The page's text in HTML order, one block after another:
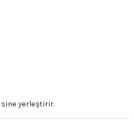
yerleştirir.